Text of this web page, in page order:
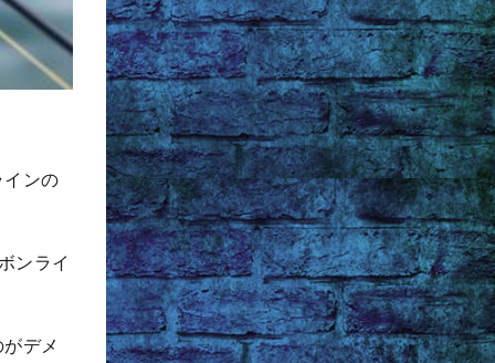
ンの
ンライ
デメ